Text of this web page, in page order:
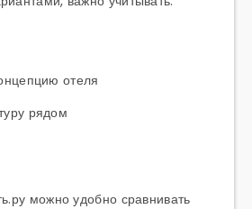
отеля
рядом
можно удобно сравнивать